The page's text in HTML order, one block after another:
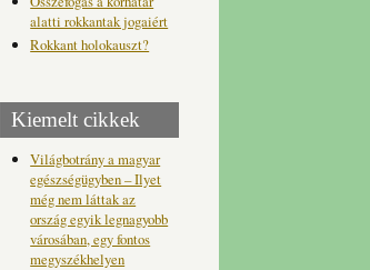
alatti rokkantak jogaiért
Rokkant holokauszt?
Kiemelt cikkek
Világbotrány a magyar
egészségügyben – Ilyet
még nem láttak az
ország egyik legnagyobb
városában, egy fontos
megyszékhelyen